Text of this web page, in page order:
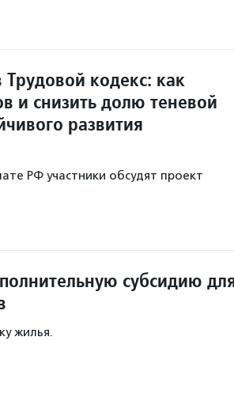
кодекс: как
и снизить долю теневой
развития
РФ участники обсудят проект
субсидию
жилья.